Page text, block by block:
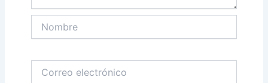
electrónico